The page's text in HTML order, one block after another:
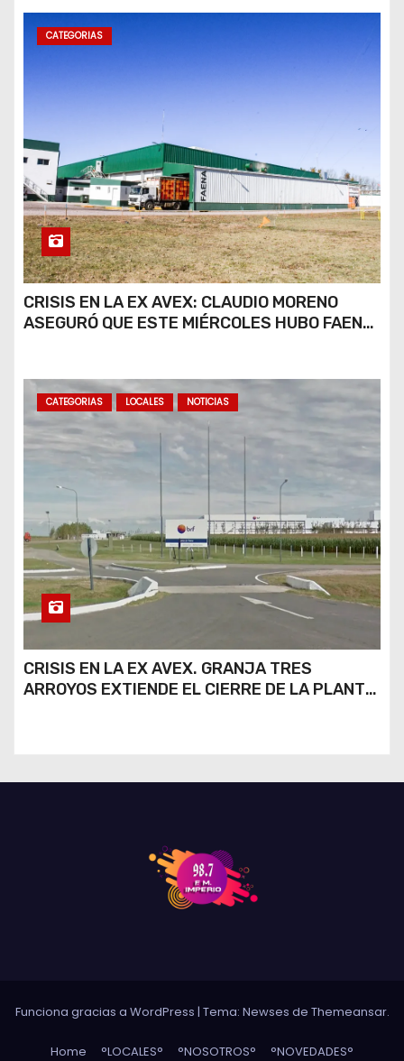
CATEGORIAS
CRISIS EN LA EX AVEX: CLAUDIO MORENO
ASEGURÓ QUE ESTE MIÉRCOLES HUBO FAENA
CATEGORIAS LOCALES NOTICIAS
CRISIS EN LA EX AVEX. GRANJA TRES
ARROYOS EXTIENDE EL CIERRE DE LA PLANTA
Funciona gracias a WordPress | Tema: Newses de Themeansar.
Home °LOCALES° °NOSOTROS° °NOVEDADES°